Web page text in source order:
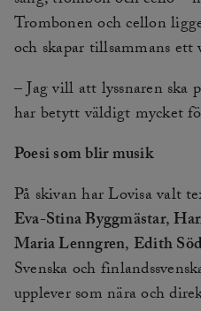
Trombonen och cellon
och skapar tillsammans
– Jag vill att lyssnaren ska
har betytt väldigt mycket
Poesi som blir musik
På skivan har Lovisa valt
Eva-Stina Byggmästar,
Maria Lenngren,Edith
Svenska och
upplever som nära och